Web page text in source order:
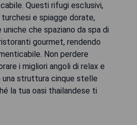
Questi rifugi esclusivi,
e spiagge dorate,
che spaziano da spa di
gourmet, rendendo
Non perdere
i migliori angoli di relax e
una struttura cinque stelle
la tua oasi thailandese ti